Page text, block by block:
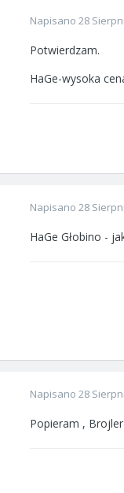
Napisano 28
Potwierdzam.
HaGe-wysoka
Napisano 28
HaGe Głobino -
Napisano 28
Popieram ,